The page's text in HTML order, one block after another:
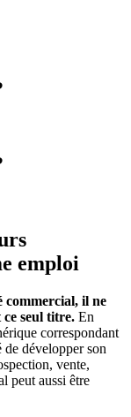
emploi
commercial, il ne
seul titre. En
correspondant
développer son
vente,
peut aussi être